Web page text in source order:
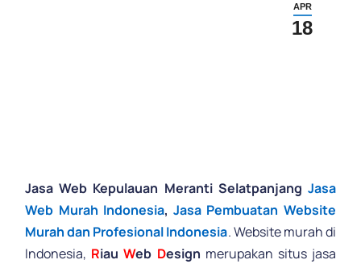
APR
18
Jasa Web Kepulauan Meranti Selatpanjang Jasa
Web Murah Indonesia,Jasa Pembuatan Website
Murah dan Profesional Indonesia. Website murah di
Indonesia, RiauWeb Design merupakan situs jasa